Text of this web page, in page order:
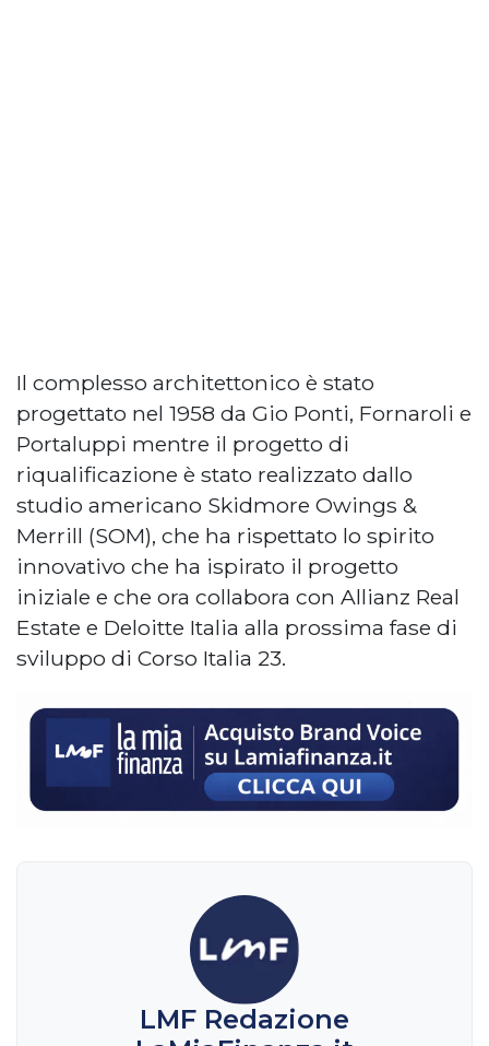
Il complesso architettonico è stato
progettato nel 1958 da Gio Ponti, Fornaroli e
Portaluppi mentre il progetto di
riqualificazione è stato realizzato dallo
studio americano Skidmore Owings &
Merrill (SOM), che ha rispettato lo spirito
innovativo che ha ispirato il progetto
iniziale e che ora collabora con Allianz Real
Estate e Deloitte Italia alla prossima fase di
sviluppo di Corso Italia 23.
LMF Redazione